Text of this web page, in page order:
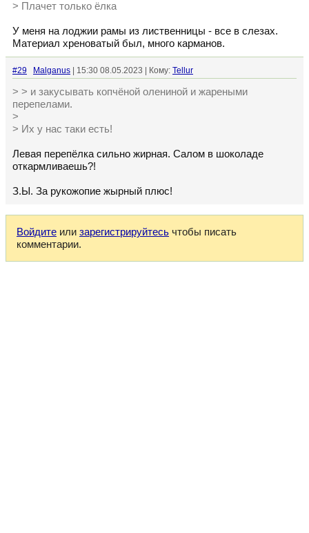
> Плачет только ёлка
У меня на лоджии рамы из лиственницы - все в слезах.
Материал хреноватый был, много карманов.
#29 Malganus | 15:30 08.05.2023 | Кому: Tellur
> > и закусывать копчёной олениной и жареными
перепелами.
>
> Их у нас таки есть!
Левая перепёлка сильно жирная. Салом в шоколаде
откармливаешь?!
З.Ы. За рукожопие жырный плюс!
Войдите или зарегистрируйтесь чтобы писать
комментарии.